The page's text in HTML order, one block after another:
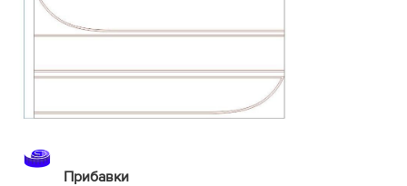
Прибавки